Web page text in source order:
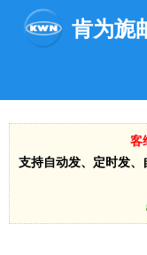
肯为旎
客
支持自动发、定时发